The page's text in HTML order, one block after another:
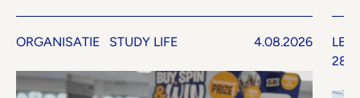
ORGANISATIE STUDY LIFE 4.08.2026